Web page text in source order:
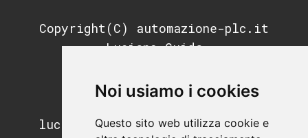
Noi usiamo i cookies
Questo sito web utilizza cookie e
Copyright(C) automazione-plc.it
Luciano Guida
REA: MI-2791053
luciano.guida@postecertifica.it